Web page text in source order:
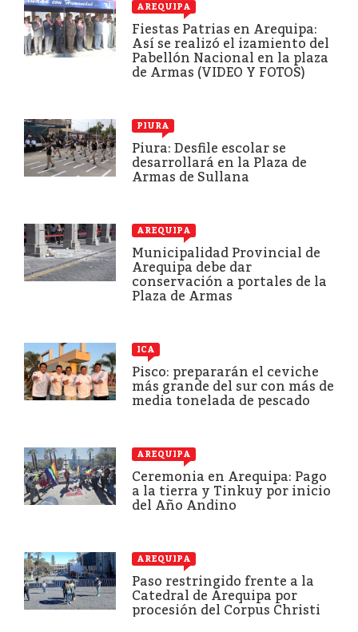
AREQUIPA
Fiestas Patrias en Arequipa:
Así se realizó el izamiento del
Pabellón Nacional en la plaza
de Armas (VIDEO Y FOTOS)
PIURA
Piura: Desfile escolar se
desarrollará en la Plaza de
Armas de Sullana
AREQUIPA
Municipalidad Provincial de
Arequipa debe dar
conservación a portales de la
Plaza de Armas
ICA
Pisco: prepararán el ceviche
más grande del sur con más de
media tonelada de pescado
AREQUIPA
Ceremonia en Arequipa: Pago
a la tierra y Tinkuy por inicio
del Año Andino
AREQUIPA
Paso restringido frente a la
Catedral de Arequipa por
procesión del Corpus Christi